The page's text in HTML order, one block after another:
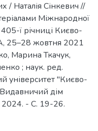
/ Наталія Сінкевич //
Міжнародної
ї річниці Києво-
25–28 жовтня 2021
Марина Ткачук,
; наук. ред.
університет "Києво-
дім
- C. 19-26.